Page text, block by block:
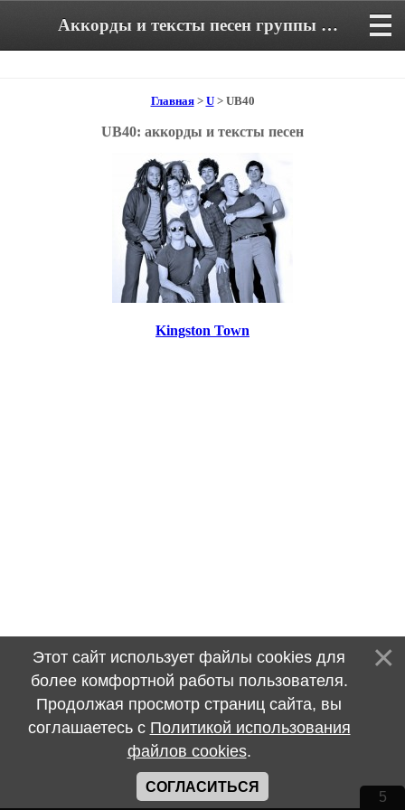
Аккорды и тексты песен группы UB40
Главная> U> UB40
UB40: аккорды и тексты песен
Kingston Town
Этот сайт использует файлы cookies для
более комфортной работы пользователя.
Продолжая просмотр страниц сайта, вы
соглашаетесь с Политикой использования
файлов cookies.
СОГЛАСИТЬСЯ
5